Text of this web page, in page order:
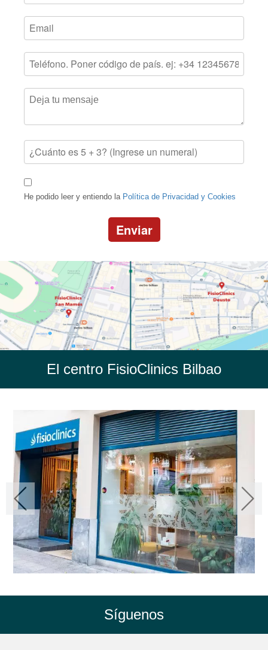
He podido leer y entiendo la Política de Privacidad y Cookies
Enviar
El centro FisioClinics Bilbao
Síguenos